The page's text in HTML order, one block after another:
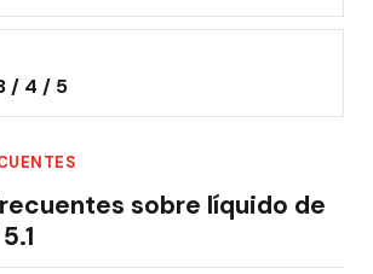
/ 4 / 5
sobre líquido de